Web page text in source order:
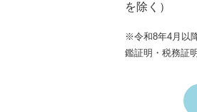
を除く）
※令和8年4月以
鑑証明・税務証